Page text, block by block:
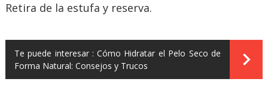
Retira de la estufa y reserva.
Te puede interesar : Cómo Hidratar el Pelo Seco de
Forma Natural: Consejos y Trucos